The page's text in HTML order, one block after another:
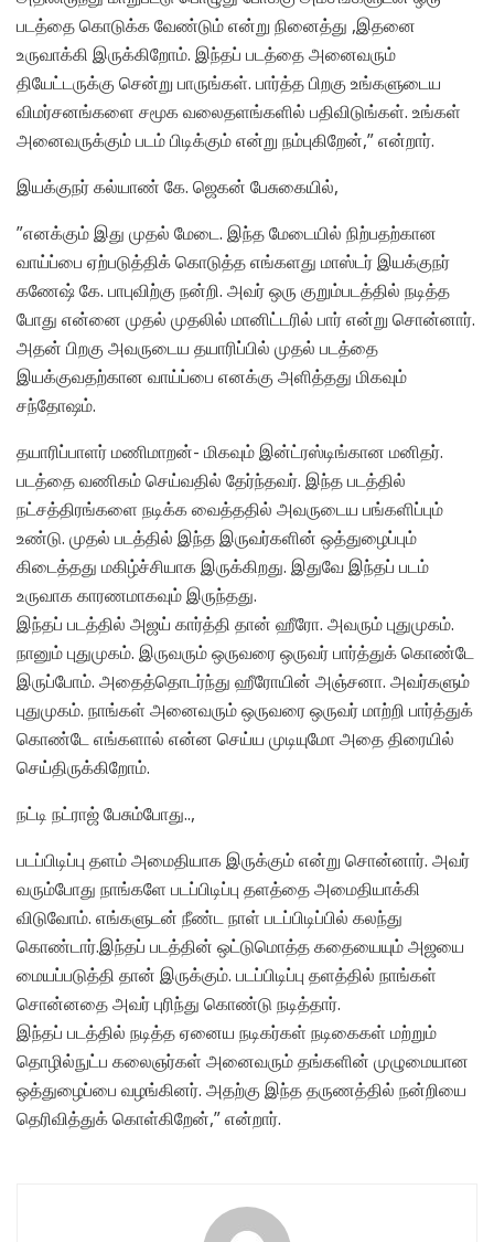
படத்தை கொடுக்க வேண்டும் என்று நினைத்து ,இதனை
உருவாக்கி இருக்கிறோம். இந்தப் படத்தை அனைவரும்
தியேட்டருக்கு சென்று பாருங்கள். பார்த்த பிறகு உங்களுடைய
விமர்சனங்களை சமூக வலைதளங்களில் பதிவிடுங்கள். உங்கள்
அனைவருக்கும் படம் பிடிக்கும் என்று நம்புகிறேன்,” என்றார்.
இயக்குநர் கல்யாண் கே. ஜெகன் பேசுகையில்,
”எனக்கும் இது முதல் மேடை. இந்த மேடையில் நிற்பதற்கான
வாய்ப்பை ஏற்படுத்திக் கொடுத்த எங்களது மாஸ்டர் இயக்குநர்
கணேஷ் கே. பாபுவிற்கு நன்றி. அவர் ஒரு குறும்படத்தில் நடித்த
போது என்னை முதல் முதலில் மானிட்டரில் பார் என்று சொன்னார்.
அதன் பிறகு அவருடைய தயாரிப்பில் முதல் படத்தை
இயக்குவதற்கான வாய்ப்பை எனக்கு அளித்தது மிகவும்
சந்தோஷம்.
தயாரிப்பாளர் மணிமாறன்- மிகவும் இன்ட்ரஸ்டிங்கான மனிதர்.
படத்தை வணிகம் செய்வதில் தேர்ந்தவர். இந்த படத்தில்
நட்சத்திரங்களை நடிக்க வைத்ததில் அவருடைய பங்களிப்பும்
உண்டு. முதல் படத்தில் இந்த இருவர்களின் ஒத்துழைப்பும்
கிடைத்தது மகிழ்ச்சியாக இருக்கிறது. இதுவே இந்தப் படம்
உருவாக காரணமாகவும் இருந்தது.
இந்தப் படத்தில் அஜய் கார்த்தி தான் ஹீரோ. அவரும் புதுமுகம்.
நானும் புதுமுகம். இருவரும் ஒருவரை ஒருவர் பார்த்துக் கொண்டே
இருப்போம். அதைத்தொடர்ந்து ஹீரோயின் அஞ்சனா. அவர்களும்
புதுமுகம். நாங்கள் அனைவரும் ஒருவரை ஒருவர் மாற்றி பார்த்துக்
கொண்டே எங்களால் என்ன செய்ய முடியுமோ அதை திரையில்
செய்திருக்கிறோம்.
நட்டி நட்ராஜ் பேசும்போது..,
படப்பிடிப்பு தளம் அமைதியாக இருக்கும் என்று சொன்னார். அவர்
வரும்போது நாங்களே படப்பிடிப்பு தளத்தை அமைதியாக்கி
விடுவோம். எங்களுடன் நீண்ட நாள் படப்பிடிப்பில் கலந்து
கொண்டார்.இந்தப் படத்தின் ஒட்டுமொத்த கதையையும் அஜயை
மையப்படுத்தி தான் இருக்கும். படப்பிடிப்பு தளத்தில் நாங்கள்
சொன்னதை அவர் புரிந்து கொண்டு நடித்தார்.
இந்தப் படத்தில் நடித்த ஏனைய நடிகர்கள் நடிகைகள் மற்றும்
தொழில்நுட்ப கலைஞர்கள் அனைவரும் தங்களின் முழுமையான
ஒத்துழைப்பை வழங்கினர். அதற்கு இந்த தருணத்தில் நன்றியை
தெரிவித்துக் கொள்கிறேன்,” என்றார்.